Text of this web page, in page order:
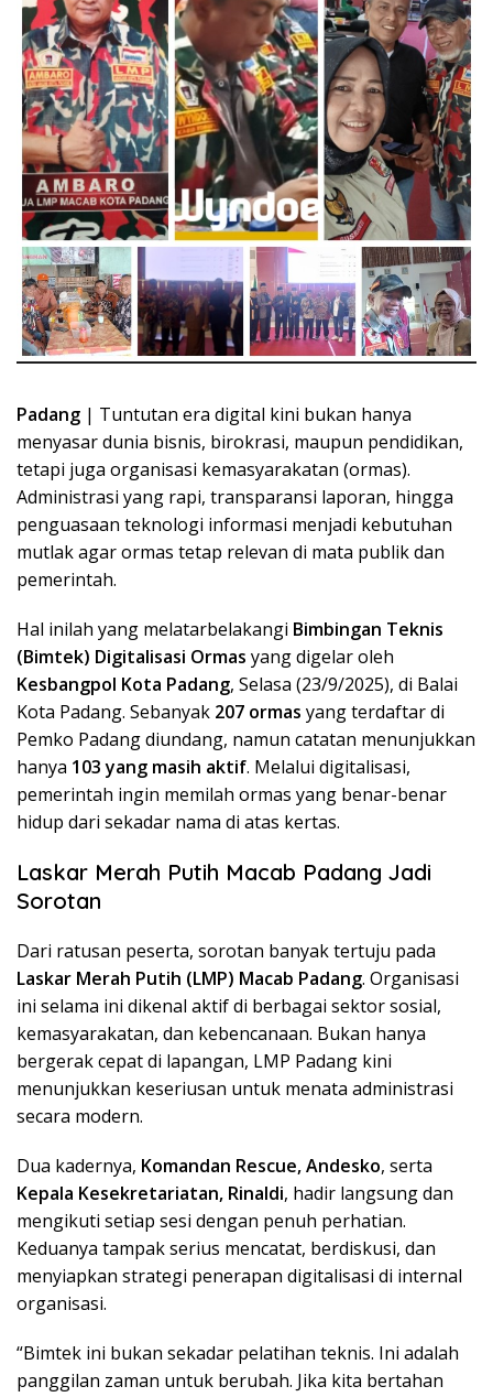
Padang | Tuntutan era digital kini bukan hanya
menyasar dunia bisnis, birokrasi, maupun pendidikan,
tetapi juga organisasi kemasyarakatan (ormas).
Administrasi yang rapi, transparansi laporan, hingga
penguasaan teknologi informasi menjadi kebutuhan
mutlak agar ormas tetap relevan di mata publik dan
pemerintah.
Hal inilah yang melatarbelakangi Bimbingan Teknis
(Bimtek) Digitalisasi Ormas yang digelar oleh
Kesbangpol Kota Padang, Selasa (23/9/2025), di Balai
Kota Padang. Sebanyak 207 ormas yang terdaftar di
Pemko Padang diundang, namun catatan menunjukkan
hanya 103 yang masih aktif. Melalui digitalisasi,
pemerintah ingin memilah ormas yang benar-benar
hidup dari sekadar nama di atas kertas.
Laskar Merah Putih Macab Padang Jadi
Sorotan
Dari ratusan peserta, sorotan banyak tertuju pada
Laskar Merah Putih (LMP) Macab Padang. Organisasi
ini selama ini dikenal aktif di berbagai sektor sosial,
kemasyarakatan, dan kebencanaan. Bukan hanya
bergerak cepat di lapangan, LMP Padang kini
menunjukkan keseriusan untuk menata administrasi
secara modern.
Dua kadernya, Komandan Rescue, Andesko, serta
Kepala Kesekretariatan, Rinaldi, hadir langsung dan
mengikuti setiap sesi dengan penuh perhatian.
Keduanya tampak serius mencatat, berdiskusi, dan
menyiapkan strategi penerapan digitalisasi di internal
organisasi.
“Bimtek ini bukan sekadar pelatihan teknis. Ini adalah
panggilan zaman untuk berubah. Jika kita bertahan